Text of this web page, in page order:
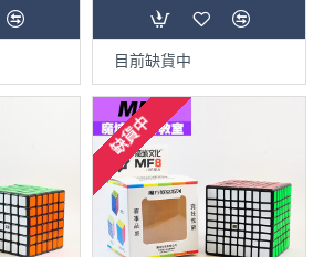
目前缺貨中
缺貨中